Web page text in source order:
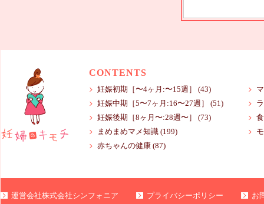
CONTENTS
妊娠初期［〜4ヶ月:〜15週］
(43)
妊娠中期［5〜7ヶ月:16〜27週］
(51)
妊娠後期［8ヶ月〜:28週〜］
(73)
まめまめマメ知識 (199)
赤ちゃんの健康 (87)
運営会社株式会社シンフォニア プライバシーポリシー お